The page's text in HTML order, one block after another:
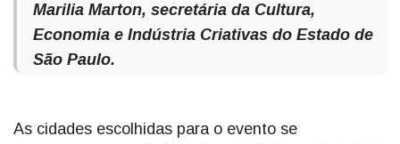
Marilia Marton, secretária da Cultura,
Economia e Indústria Criativas do Estado de
São Paulo.
As cidades escolhidas para o evento se